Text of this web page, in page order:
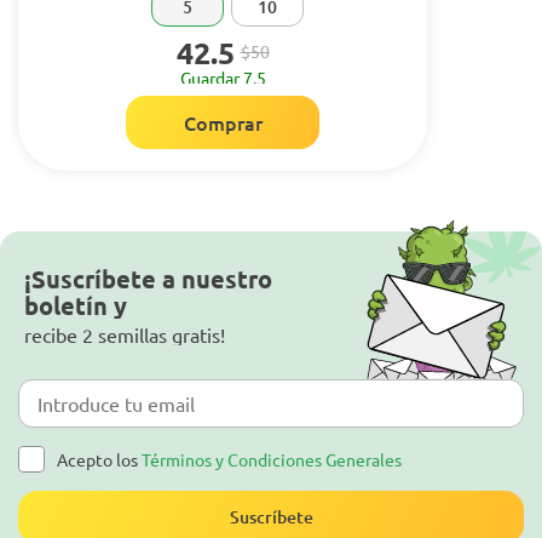
5 10
42.5 $50
Guardar 7.5
Comprar
¡Suscríbete a nuestro
boletín y
recibe 2 semillas gratis!
Acepto losTérminos y Condiciones Generales
Suscríbete